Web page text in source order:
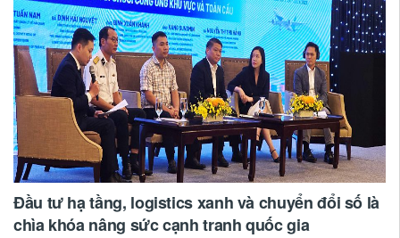
Đầu tư hạ tầng, logistics xanh và chuyển đổi số là
chìa khóa nâng sức cạnh tranh quốc gia